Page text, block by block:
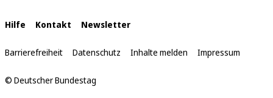
Interne
Links
Hilfe Kontakt Newsletter
Barrierefreiheit Datenschutz Inhalte melden Impressum
© Deutscher Bundestag